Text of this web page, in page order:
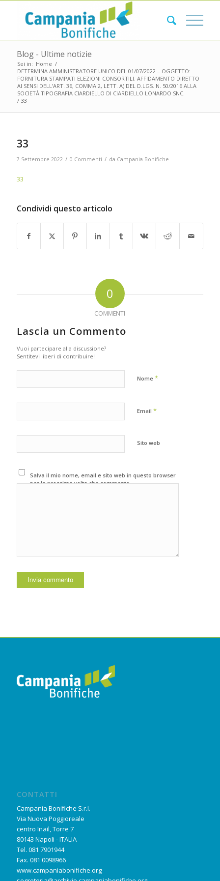
Blog - Ultime notizie
Sei in: Home /
DETERMINA AMMINISTRATORE UNICO DEL 01/07/2022 – OGGETTO:
FORNITURA STAMPATI ELEZIONI CONSORTILI. AFFIDAMENTO DIRETTO
AI SENSI DELL’ART. 36, COMMA 2, LETT. A) DEL D.LGS. N. 50/2016 ALLA
SOCIETÀ TIPOGRAFIA CIARDIELLO DI CIARDIELLO LONARDO SNC.
/ 33
33
7 Settembre 2022 / 0 Commenti / da Campania Bonifiche
33
Condividi questo articolo
0
COMMENTI
Lascia un Commento
Vuoi partecipare alla discussione?
Sentitevi liberi di contribuire!
Nome *
Email *
Sito web
Salva il mio nome, email e sito web in questo browser
per la prossima volta che commento.
CONTATTI
Campania Bonifiche S.r.l.
Via Nuova Poggioreale
centro Inail, Torre 7
80143 Napoli - ITALIA
Tel. 081 7901944
Fax. 081 0098966
www.campaniabonifiche.org